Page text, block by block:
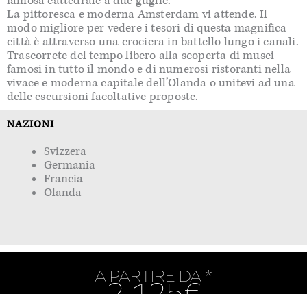
La pittoresca e moderna Amsterdam vi attende. Il
modo migliore per vedere i tesori di questa magnifica
città è attraverso una crociera in battello lungo i canali.
Trascorrete del tempo libero alla scoperta di musei
famosi in tutto il mondo e di numerosi ristoranti nella
vivace e moderna capitale dell’Olanda o unitevi ad una
delle escursioni facoltative proposte.
NAZIONI
Svizzera
Germania
Francia
Olanda
A PARTIRE DA *